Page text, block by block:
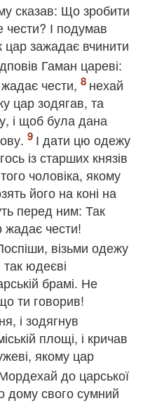
сказав: Що зробити
чести? І подумав
цар зажадає вчинити
Гаман цареві:
чести,
нехай
цар зодягав, та
і щоб була дана
І дати цю одежу
із старших князів
чоловіка, якому
його на коні на
перед ним: Так
жадає чести!
візьми одежу
юдеєві
брамі. Не
ти говорив!
і зодягнув
площі, і кричав
якому цар
до царської
дому свого сумний